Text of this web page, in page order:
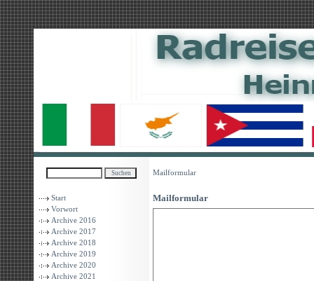
Start
Vorwort
Archive 2016
Archive 2017
Archive 2018
Archive 2019
Archive 2020
Archive 2021
Mailformular
Mailformular